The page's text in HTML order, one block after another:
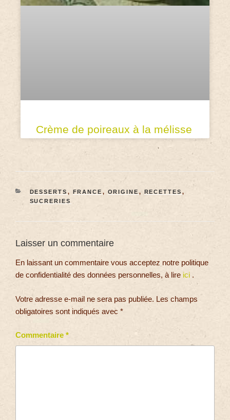
Crème de poireaux à la mélisse
DESSERTS , FRANCE , ORIGINE , RECETTES ,
SUCRERIES
Laisser un commentaire
En laissant un commentaire vous acceptez notre politique
de confidentialité des données personnelles, à lire ici .
Votre adresse e-mail ne sera pas publiée. Les champs
obligatoires sont indiqués avec *
Commentaire *